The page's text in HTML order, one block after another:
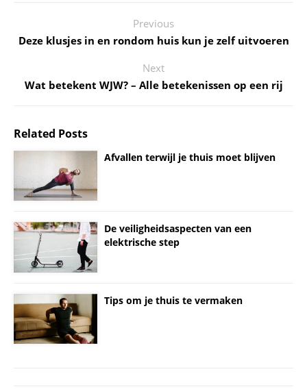
Previous
Deze klusjes in en rondom huis kun je zelf uitvoeren
Next
Wat betekent WJW? – Alle betekenissen op een rij
Related Posts
Afvallen terwijl je thuis moet blijven
De veiligheidsaspecten van een
elektrische step
Tips om je thuis te vermaken